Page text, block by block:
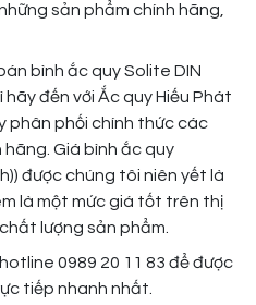
sản phẩm chính hãng,
bình ắc quy Solite DIN
đến với Ắc quy Hiếu Phát
phân phối chính thức các
Giá bình ắc quy
được chúng tôi niên yết là
là một mức giá tốt trên thị
lượng sản phẩm.
0989 20 11 83 để được
tiếp nhanh nhất.